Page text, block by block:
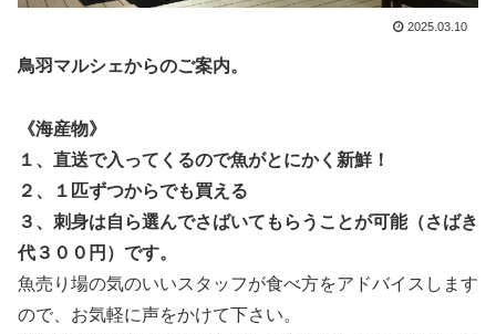
2025.03.10
鳥羽マルシェからのご案内。
《海産物》
１、直送で入ってくるので魚がとにかく新鮮！
２、１匹ずつからでも買える
３、刺身は自ら選んでさばいてもらうことが可能（さばき
代３００円）です。
魚売り場の気のいいスタッフが食べ方をアドバイスします
ので、お気軽に声をかけて下さい。